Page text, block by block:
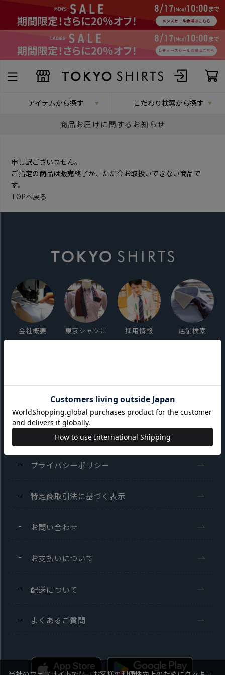
アイテムから探す こだわり検索から探す
商品お届けに関するお知らせ
申し訳ございません。
ご指定の商品は販売終了か、ただ今お取扱いできない商品で
す。
TOPへ戻る
会社概要
東京シャツに
ついて
採用情報 店舗検索
サイト利用規約
会員利用規約
プライバシーポリシー
特定商取引法に基づく表示
お問い合わせ
お支払いについて
配送について
よくあるご質問